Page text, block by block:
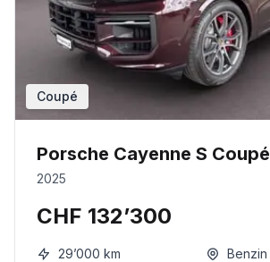
Coupé
Porsche Cayenne S Coupé
2025
CHF 132’300
29’000 km
Benzin